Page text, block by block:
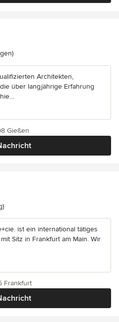
5 von 5 Sternen
Architekten,
über langjährige Erfahrung
Gießen
5 von 5 Sternen
ist ein international tätiges
Sitz in Frankfurt am Main. Wir
Frankfurt